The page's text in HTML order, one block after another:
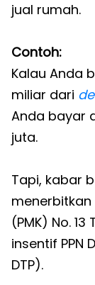
jual rumah.
Contoh:
Kalau Anda
miliar dari
Anda bayar
juta.
Tapi, kabar
menerbitkan
(PMK) No.
insentif PPN
DTP).